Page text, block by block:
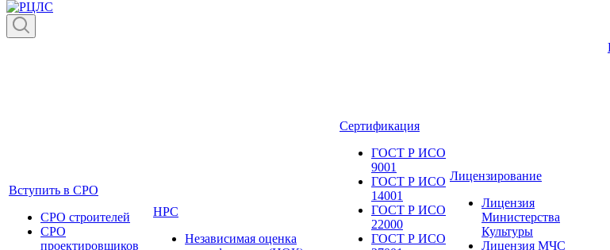
Вступить в СРО
СРО строителей
СРО
проектировщиков
НРС
Независимая оценка
Сертификация
ГОСТ Р ИСО
9001
ГОСТ Р ИСО
14001
ГОСТ Р ИСО
22000
ГОСТ Р ИСО
Лицензирование
Лицензия
Министерства
Культуры
Лицензия МЧС